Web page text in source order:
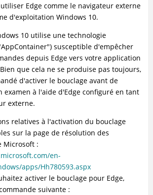
Edge comme le navigateur externe
d'exploitation Windows 10.
10 utilise une technologie
susceptible d'empêcher
depuis Edge vers votre application
que cela ne se produise pas toujours,
d'activer le bouclage avant de
examen à l'aide d'Edge configuré en tant
externe.
relatives à l'activation du bouclage
sur la page de résolution des
Microsoft :
en-
apps/Hh780593.aspx
activer le bouclage pour Edge,
suivante :